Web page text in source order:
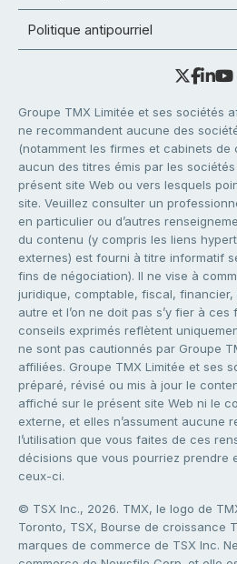
Politique antipourriel
Groupe TMX Limitée et ses sociétés
ne recommandent aucune des
(notamment les firmes et cabinets de
aucun des titres émis par les
présent site Web ou vers lesquels
site. Veuillez consulter un
en particulier ou d’autres
du contenu (y compris les liens
externes) est fourni à titre informatif
fins de négociation). Il ne vise à
juridique, comptable, fiscal,
autre et l’on ne doit pas s’y fier à ces
conseils exprimés reflètent
ne sont pas cautionnés par Groupe
affiliées. Groupe TMX Limitée et ses
préparé, révisé ou mis à jour le
affiché sur le présent site Web ni le
externe, et elles n’assument aucune
l’utilisation que vous faites de ces
décisions que vous pourriez prendre
ceux-ci.
© TSX Inc., 2026. TMX, le logo de
Toronto, TSX, Bourse de croissance
marques de commerce de TSX Inc.